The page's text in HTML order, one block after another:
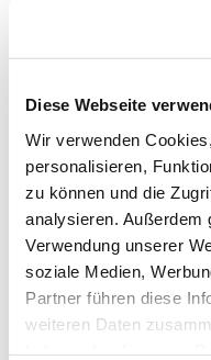
Diese Webseite
Wir verwenden
personalisieren,
zu können und die
analysieren. Außerdem
Verwendung unserer
soziale Medien,
Partner führen diese
weiteren Daten
christlichen Pop-
Populare
Musikstile, die sich
entwickelt haben. Der
Schaeben
geleitet und ergänzt
Angebot unserer
Dieser Chor spricht